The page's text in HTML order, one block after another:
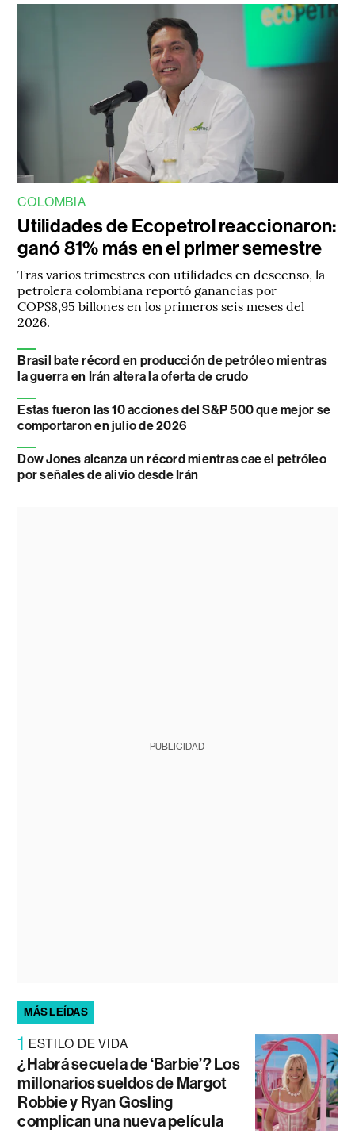
COLOMBIA
Utilidades de Ecopetrol reaccionaron:
ganó 81% más en el primer semestre
Tras varios trimestres con utilidades en descenso, la
petrolera colombiana reportó ganancias por
COP$8,95 billones en los primeros seis meses del
2026.
Brasil bate récord en producción de petróleo mientras
la guerra en Irán altera la oferta de crudo
Estas fueron las 10 acciones del S&P 500 que mejor se
comportaron en julio de 2026
Dow Jones alcanza un récord mientras cae el petróleo
por señales de alivio desde Irán
PUBLICIDAD
MÁS LEÍDAS
1 ESTILO DE VIDA
¿Habrá secuela de ‘Barbie’? Los
millonarios sueldos de Margot
Robbie y Ryan Gosling
complican una nueva película